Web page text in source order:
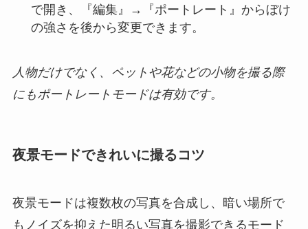
で開き、『編集』→『ポートレート』からぼけ
の強さを後から変更できます。
人物だけでなく、ペットや花などの小物を撮る際
にもポートレートモードは有効です。
夜景モードできれいに撮るコツ
夜景モードは複数枚の写真を合成し、暗い場所で
もノイズを抑えた明るい写真を撮影できるモード